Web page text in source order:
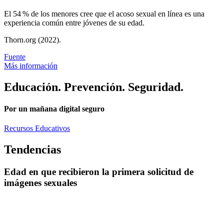
El 54 % de los menores cree que el acoso sexual en línea es una
experiencia común entre jóvenes de su edad.
Thorn.org (2022).
Fuente
Más información
Educación. Prevención. Seguridad.
Por un mañana digital seguro
Recursos Educativos
Tendencias
Edad en que recibieron la primera solicitud de
imágenes sexuales